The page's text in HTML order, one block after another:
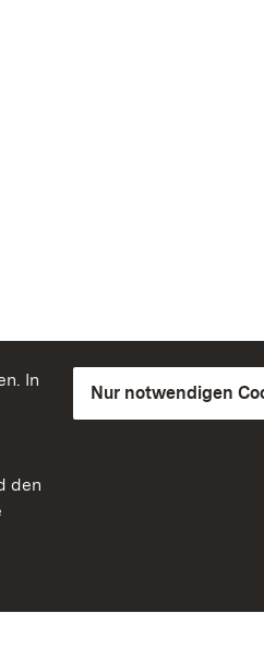
In
den
Nur notwendigen